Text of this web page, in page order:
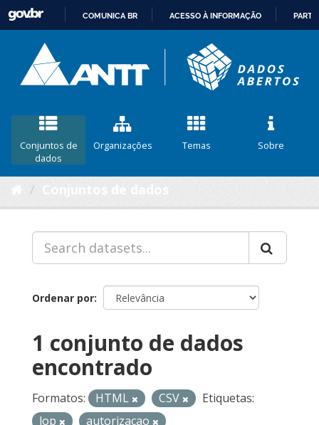
CONTEÚDO
COMUNICA BR ACESSO À INFORMAÇÃO
Conjuntos de
dados
Organizações Temas Sobre
Ordenar por
1 conjunto de dados
encontrado
Formatos: HTML CSV
Etiquetas:
lop
autorizacao